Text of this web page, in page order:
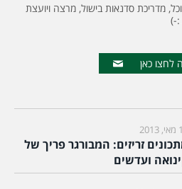
מדריכת סדנאות בישול, מרצה ויועצת
:-)
לחצו כאן
זריזים: המבורגר פריך של
ועדשים